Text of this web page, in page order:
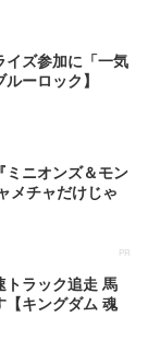
イズ参加に「一気
ーロック】
ミニオンズ＆モン
メチャだけじゃ
PR
トラック追走 馬
【キングダム 魂